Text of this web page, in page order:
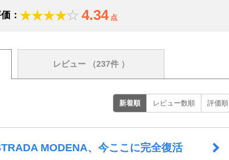
： 4.34点
レビュー （237件 ）
新着順 レビュー数順 評価順
MODENA、今ここに完全復活